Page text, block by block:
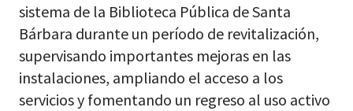
sistema de la Biblioteca Pública de Santa
Bárbara durante un período de revitalización,
supervisando importantes mejoras en las
instalaciones, ampliando el acceso a los
servicios y fomentando un regreso al uso activo